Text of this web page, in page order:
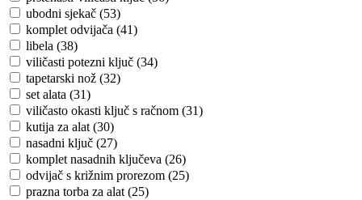
ubodni sjekač (53)
komplet odvijača (41)
libela (38)
viličasti potezni ključ (34)
tapetarski nož (32)
set alata (31)
viličasto okasti ključ s račnom (31)
kutija za alat (30)
nasadni ključ (27)
komplet nasadnih ključeva (26)
odvijač s križnim prorezom (25)
prazna torba za alat (25)